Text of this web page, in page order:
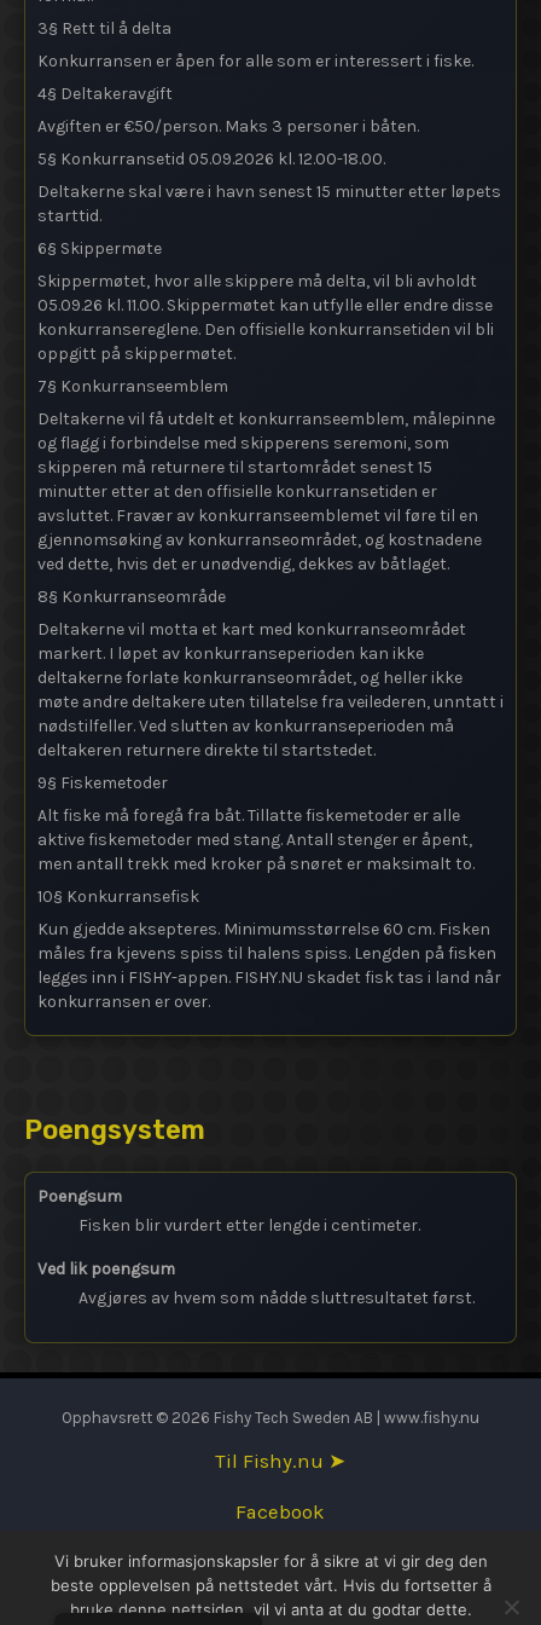
3§ Rett til å delta
Konkurransen er åpen for alle som er interessert i fiske.
4§ Deltakeravgift
Avgiften er €50/person. Maks 3 personer i båten.
5§ Konkurransetid 05.09.2026 kl. 12.00-18.00.
Deltakerne skal være i havn senest 15 minutter etter løpets
starttid.
6§ Skippermøte
Skippermøtet, hvor alle skippere må delta, vil bli avholdt
05.09.26 kl. 11.00. Skippermøtet kan utfylle eller endre disse
konkurransereglene. Den offisielle konkurransetiden vil bli
oppgitt på skippermøtet.
7§ Konkurranseemblem
Deltakerne vil få utdelt et konkurranseemblem, målepinne
og flagg i forbindelse med skipperens seremoni, som
skipperen må returnere til startområdet senest 15
minutter etter at den offisielle konkurransetiden er
avsluttet. Fravær av konkurranseemblemet vil føre til en
gjennomsøking av konkurranseområdet, og kostnadene
ved dette, hvis det er unødvendig, dekkes av båtlaget.
8§ Konkurranseområde
Deltakerne vil motta et kart med konkurranseområdet
markert. I løpet av konkurranseperioden kan ikke
deltakerne forlate konkurranseområdet, og heller ikke
møte andre deltakere uten tillatelse fra veilederen, unntatt i
nødstilfeller. Ved slutten av konkurranseperioden må
deltakeren returnere direkte til startstedet.
9§ Fiskemetoder
Alt fiske må foregå fra båt. Tillatte fiskemetoder er alle
aktive fiskemetoder med stang. Antall stenger er åpent,
men antall trekk med kroker på snøret er maksimalt to.
10§ Konkurransefisk
Kun gjedde aksepteres. Minimumsstørrelse 60 cm. Fisken
måles fra kjevens spiss til halens spiss. Lengden på fisken
legges inn i FISHY-appen. FISHY.NU skadet fisk tas i land når
konkurransen er over.
Poengsystem
Poengsum
Fisken blir vurdert etter lengde i centimeter.
Ved lik poengsum
Avgjøres av hvem som nådde sluttresultatet først.
Opphavsrett © 2026 Fishy Tech Sweden AB | www.fishy.nu
Til Fishy.nu ➤
Facebook
English
Svenska
Vi bruker informasjonskapsler for å sikre at vi gir deg den
beste opplevelsen på nettstedet vårt. Hvis du fortsetter å
bruke denne nettsiden, vil vi anta at du godtar dette.